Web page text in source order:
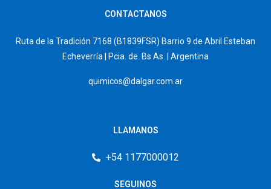
CONTACTANOS
Ruta de la Tradición 7168 (B1839FSR) Barrio 9 de Abril Esteban
Echeverría | Pcia. de. Bs As. | Argentina
quimicos@dalgar.com.ar
LLAMANOS
+54 1177000012
SEGUINOS